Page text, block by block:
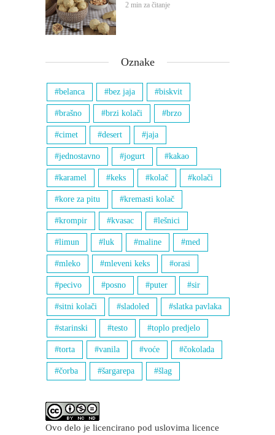
2 min za čitanje
Oznake
belanca bez jaja biskvit
brašno brzi kolači brzo
cimet desert jaja
jednostavno jogurt kakao
karamel keks kolač kolači
kore za pitu kremasti kolač
krompir kvasac lešnici
limun luk maline med
mleko mleveni keks orasi
pecivo posno puter sir
sitni kolači sladoled slatka pavlaka
starinski testo toplo predjelo
torta vanila voće čokolada
čorba šargarepa šlag
Ovo delo je licencirano pod uslovima licence